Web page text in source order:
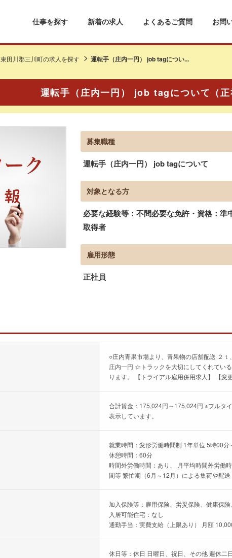
仕事を探す 新着の求人 よくあるご質問 お問
東田川郡三川町の求人を探す 運転手（庄内一円） job tagについ...
運転手（庄内一円） job tagについて（正
募集職種
運転手（庄内一円） job tagについて
対象となる方
必要な経験等：不問必要な免許・資格：
取得者
雇用形態
正社員
○庄内青果市場より、青果物の店舗配送 ２
庄内一円 ☆トラックを大切にしてくれてい
ります。 【トライアル雇用併用求人】 【変
合計賃金：175,024円～175,024円 ※フルタ
表示しています。
就業時間：変形労働時間制 1年単位 5時00分
休憩時間：60分
時間外労働時間：あり、 月平均時間外労働
間等 繁忙期（6月～12月）による集荷や配送
加入保険等：雇用保険、労災保険、健康保
入居可能住宅：なし
通勤手当：実費支給（上限あり） 月額
休日等：休日 日曜日、祝日、その他 週休二